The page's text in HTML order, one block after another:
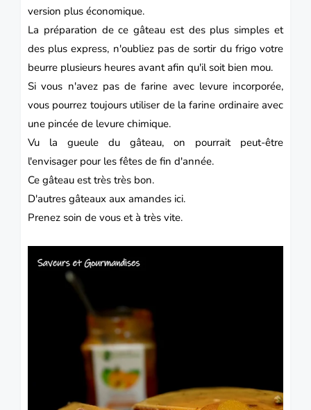
version plus économique.
La préparation de ce gâteau est des plus simples et
des plus express, n'oubliez pas de sortir du frigo votre
beurre plusieurs heures avant afin qu'il soit bien mou.
Si vous n'avez pas de farine avec levure incorporée,
vous pourrez toujours utiliser de la farine ordinaire avec
une pincée de levure chimique.
Vu la gueule du gâteau, on pourrait peut-être
l'envisager pour les fêtes de fin d'année.
Ce gâteau est très très bon.
D'autres gâteaux aux amandes ici.
Prenez soin de vous et à très vite.